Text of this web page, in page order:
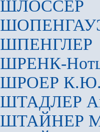
ШЛОССЕР
ШПЕНГЛЕР
ШРЕНК-
ШРОЕР
ШТАДЛЕР
ШТАЙНЕР